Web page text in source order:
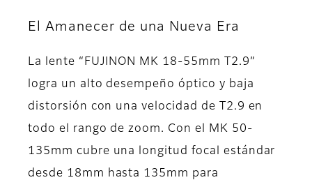
El Amanecer de una Nueva Era
La lente “FUJINON MK 18-55mm T2.9”
logra un alto desempeño óptico y baja
distorsión con una velocidad de T2.9 en
todo el rango de zoom. Con el MK 50-
135mm cubre una longitud focal estándar
desde 18mm hasta 135mm para